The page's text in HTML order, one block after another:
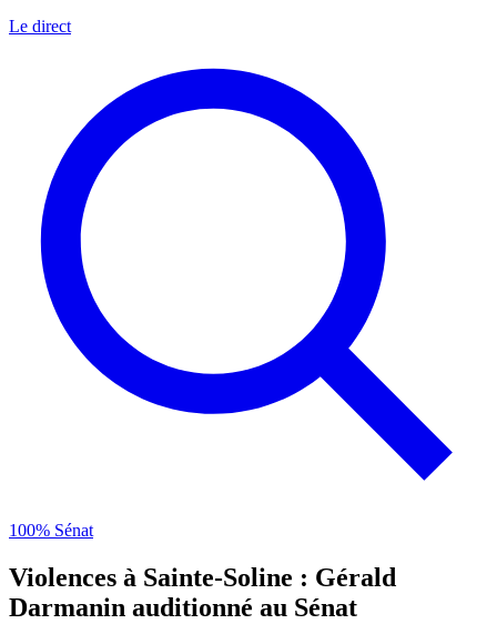
Le direct
100% Sénat
Violences à Sainte-Soline : Gérald
Darmanin auditionné au Sénat